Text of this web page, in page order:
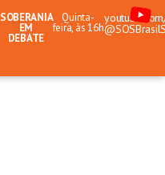
SOBERANIA
EM
DEBATE
Quinta-
feira, às 16h